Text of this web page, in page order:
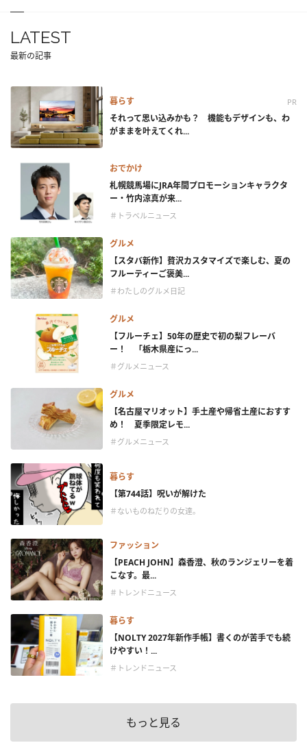
LATEST
最新の記事
暮らす PR
それって思い込みかも？ 機能もデザインも、わ
がままを叶えてくれ...
おでかけ
札幌競馬場にJRA年間プロモーションキャラクタ
ー・竹内涼真が来...
＃トラベルニュース
グルメ
【スタバ新作】贅沢カスタマイズで楽しむ、夏の
フルーティーご褒美...
＃わたしのグルメ日記
グルメ
【フルーチェ】50年の歴史で初の梨フレーバ
ー！ 「栃木県産にっ...
＃グルメニュース
グルメ
【名古屋マリオット】手土産や帰省土産におすす
め！ 夏季限定レモ...
＃グルメニュース
暮らす
【第744話】呪いが解けた
＃ないものねだりの女達。
ファッション
【PEACH JOHN】森香澄、秋のランジェリーを着
こなす。最...
＃トレンドニュース
暮らす
【NOLTY 2027年新作手帳】書くのが苦手でも続
けやすい！...
＃トレンドニュース
もっと見る